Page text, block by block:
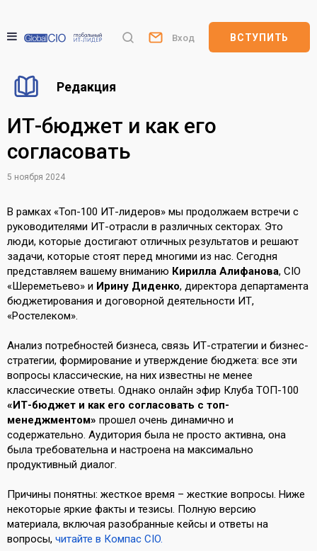
Вход ВСТУПИТЬ
Редакция
ИТ-бюджет и как его
согласовать
5 ноября 2024
В рамках «Топ-100 ИТ-лидеров» мы продолжаем встречи с
руководителями ИТ-отрасли в различных секторах. Это
люди, которые достигают отличных результатов и решают
задачи, которые стоят перед многими из нас. Сегодня
представляем вашему вниманию Кирилла Алифанова, CIO
«Шереметьево» и Ирину Диденко, директора департамента
бюджетирования и договорной деятельности ИТ,
«Ростелеком».
Анализ потребностей бизнеса, связь ИТ-стратегии и бизнес-
стратегии, формирование и утверждение бюджета: все эти
вопросы классические, на них известны не менее
классические ответы. Однако онлайн эфир Клуба ТОП-100
«ИТ-бюджет и как его согласовать с топ-
менеджментом» прошел очень динамично и
содержательно. Аудитория была не просто активна, она
была требовательна и настроена на максимально
продуктивный диалог.
Причины понятны: жесткое время – жесткие вопросы. Ниже
некоторые яркие факты и тезисы. Полную версию
материала, включая разобранные кейсы и ответы на
вопросы, читайте в Компас CIO.